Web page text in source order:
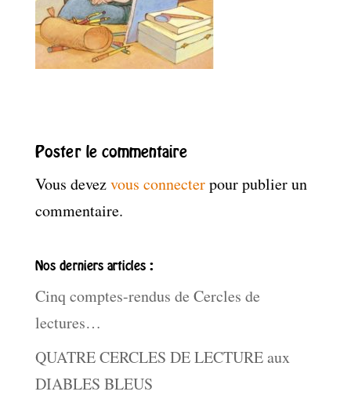
Poster le commentaire
Vous devezvous connecterpour publier un
commentaire.
Nos derniers articles :
Cinq comptes-rendus de Cercles de
lectures…
QUATRE CERCLES DE LECTURE aux
DIABLES BLEUS